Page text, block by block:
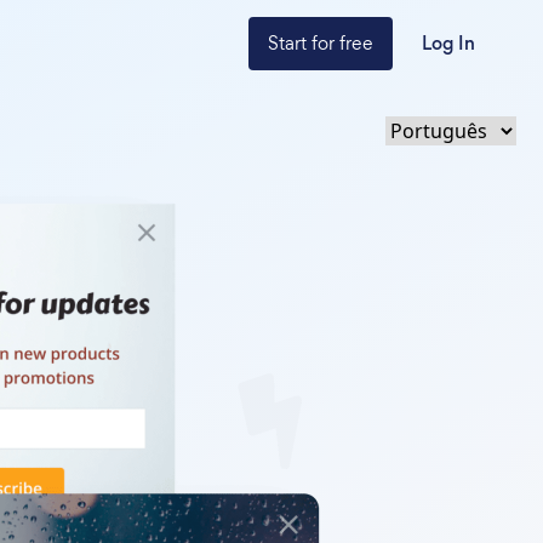
Start for free Log In